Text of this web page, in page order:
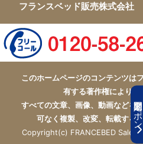
期間限定クーポン
フランスベッド販売株式会社
このホームページのコンテンツは
有する著作権により保
すべての文章、画像、動画などを
可なく複製、改変、転載する
Copyright(c) FRANCEBED Sales